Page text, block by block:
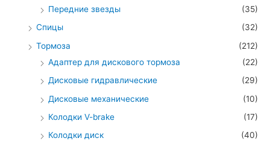
Передние звезды
(35)
Спицы
(32)
Тормоза
(212)
Адаптер для дискового тормоза
(22)
Дисковые гидравлические
(29)
Дисковые механические
(10)
Колодки V-brake
(17)
Колодки диск
(40)